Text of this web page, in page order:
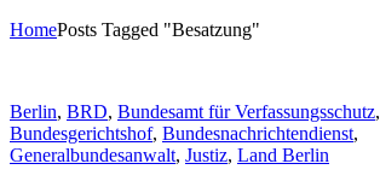
HomePosts Tagged "Besatzung"
Berlin, BRD, Bundesamt für Verfassungsschutz,
Bundesgerichtshof, Bundesnachrichtendienst,
Generalbundesanwalt, Justiz, Land Berlin